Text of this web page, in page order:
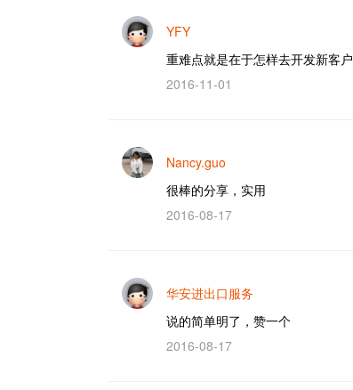
YFY
重难点就是在于怎样去开发新客户
2016-11-01
Nancy.guo
很棒的分享，实用
2016-08-17
华安进出口服务
说的简单明了，赞一个
2016-08-17